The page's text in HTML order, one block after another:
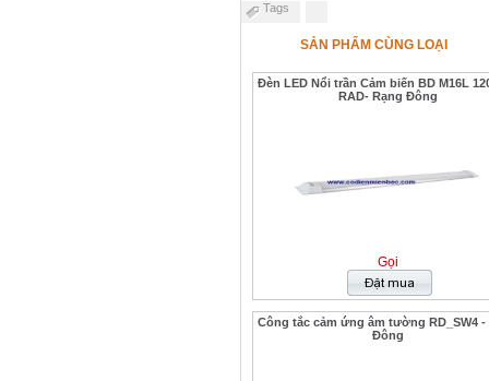
Tags
SẢN PHẨM CÙNG LOẠI
Đèn LED Nổi trần Cảm biến BD M16L
RAD- Rạng Đông
Gọi
Công tắc cảm ứng âm tường RD_SW4 -
Đông